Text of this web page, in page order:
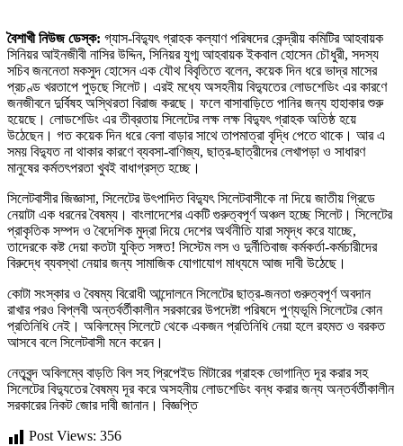
বৈশাখী নিউজ ডেস্ক: গ্যাস-বিদ্যুৎ গ্রাহক কল্যাণ পরিষদের কেন্দ্রীয় কমিটির আহবায়ক
সিনিয়র আইনজীবী নাসির উদ্দিন, সিনিয়র যুগ্ম আহবায়ক ইকবাল হোসেন চৌধুরী, সদস্য
সচিব জননেতা মকসুদ হোসেন এক যৌথ বিবৃতিতে বলেন, কয়েক দিন ধরে ভাদ্র মাসের
প্রচণ্ড খরতাপে পুড়ছে সিলেট। এরই মধ্যে অসহনীয় বিদ্যুতের লোডশেডিং এর কারণে
জনজীবনে দুর্বিষহ অস্থিরতা বিরাজ করছে। ফলে বাসাবাড়িতে পানির জন্য হাহাকার শুরু
হয়েছে। লোডশেডিং এর তীব্রতায় সিলেটের লক্ষ লক্ষ বিদ্যুৎ গ্রাহক অতিষ্ঠ হয়ে
উঠেছেন। গত কয়েক দিন ধরে বেলা বাড়ার সাথে তাপমাত্রা বৃদ্ধি পেতে থাকে। আর এ
সময় বিদ্যুত না থাকার কারণে ব্যবসা-বাণিজ্য, ছাত্র-ছাত্রীদের লেখাপড়া ও সাধারণ
মানুষের কর্মতৎপরতা খুবই বাধাগ্রস্ত হচ্ছে।
সিলেটবাসীর জিজ্ঞাসা, সিলেটের উৎপাদিত বিদ্যুৎ সিলেটবাসীকে না দিয়ে জাতীয় গ্রিডে
নেয়াটা এক ধরনের বৈষম্য। বাংলাদেশের একটি গুরুত্বপূর্ণ অঞ্চল হচ্ছে সিলেট। সিলেটের
প্রাকৃতিক সম্পদ ও বৈদেশিক মুদ্রা দিয়ে দেশের অর্থনীতি যারা সমৃদ্ধ করে যাচ্ছে,
তাদেরকে কষ্ট দেয়া কতটা যুক্তি সঙ্গত! সিস্টেম লস ও দুর্নীতিবাজ কর্মকর্তা-কর্মচারীদের
বিরুদ্ধে ব্যবস্থা নেয়ার জন্য সামাজিক যোগাযোগ মাধ্যমে আজ দাবী উঠেছে।
কোটা সংস্কার ও বৈষম্য বিরোধী আন্দোলনে সিলেটের ছাত্র-জনতা গুরুত্বপূর্ণ অবদান
রাখার পরও বিপ্লবী অন্তর্বর্তীকালীন সরকারের উপদেষ্টা পরিষদে পুণ্যভূমি সিলেটের কোন
প্রতিনিধি নেই। অবিলম্বে সিলেটে থেকে একজন প্রতিনিধি নেয়া হলে রহমত ও বরকত
আসবে বলে সিলেটবাসী মনে করেন।
নেতৃবৃন্দ অবিলম্বে বাড়তি বিল সহ প্রিপেইড মিটারের গ্রাহক ভোগান্তি দূর করার সহ
সিলেটের বিদ্যুতের বৈষম্য দূর করে অসহনীয় লোডশেডিং বন্ধ করার জন্য অন্তর্বর্তীকালীন
সরকারের নিকট জোর দাবী জানান। বিজ্ঞপ্তি
Post Views: 356